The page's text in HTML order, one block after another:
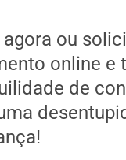
agora ou
online e
de